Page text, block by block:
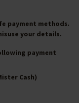
payment methods.
your details.
payment
Cash)